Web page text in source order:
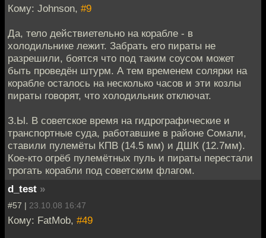
Кому: Johnson, #9
Да, тело действиетельно на корабле - в
холодильнике лежит. Забрать его пираты не
разрешили, боятся что под таким соусом может
быть проведён штурм. А тем временем солярки на
корабле осталось на несколько часов и эти козлы
пираты говорят, что холодильник отключат.
З.Ы. В советское время на гидрографические и
транспортные суда, работавшие в районе Сомали,
ставили пулемёты КПВ (14.5 мм) и ДШК (12.7мм).
Кое-кто огрёб пулемётных пуль и пираты перестали
трогать корабли под советским флагом.
d_test »
#57 | 23.10.08 16:47
Кому: FatMob, #49